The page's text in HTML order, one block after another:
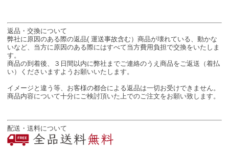
返品・交換について
弊社に原因のある際の返品( 運送事故含む）商品が壊れている、動かな
いなど、当方に原因のある際にはすべて当方費用負担で交換をいたしま
す。
商品の到着後、３日間以内に弊社までご連絡のうえ商品をご返送（着払
い）くださいますようお願いいたします。
イメージと違う等、お客様の都合による返品は一切お受けできません。
商品内容について十分にご検討頂いた上でのご注文をお願い致します。
配送・送料について